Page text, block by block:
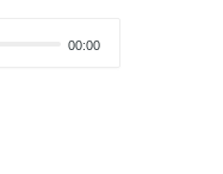
00:00